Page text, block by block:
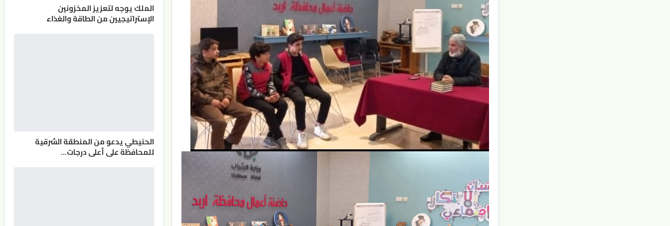
الملك يوجه لتعزيز المخزونين
الإستراتيجيين من الطاقة والغذاء
الحنيطي يدعو من المنطقة الشرقية
للمحافظة على أعلى درجات…